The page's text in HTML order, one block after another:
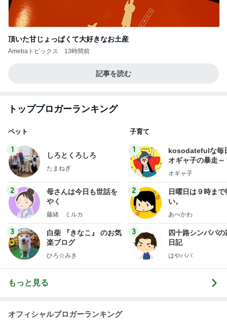
頂いた甘じょっぱくて大好きなお土産
Amebaトピックス 13時間前
記事を読む
トップブロガーランキング
ペット
1
しろとくろしろ
たまねぎ
2
母さんは今日も世話を
やく
藤緒 ミルカ
3
白柴 『きなこ』 のお気
楽ブログ
ひろ☆みき
子育て
1
kosodatefulな毎
オギャ子の暴走～
オギャ子
2
日曜日は９時まで
い。
あべかわ
3
四十路シンパパの
日記
はやパパ
もっと見る
オフィシャルブロガーランキング